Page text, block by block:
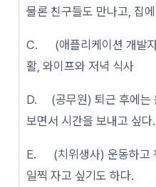
물론 친구들도 만나고, 집
C. (애플리케이션 개발자
활, 와이프와 저녁 식사
D. (공무원) 퇴근 후에는
보면서 시간을 보내고 싶다.
E. (치위생사) 운동하고
일찍 자고 싶기도 하다.